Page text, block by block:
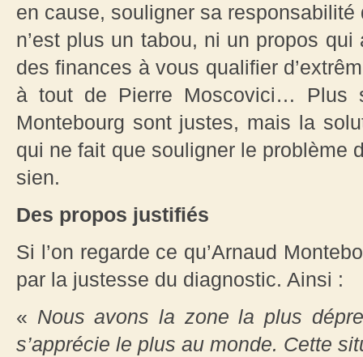
en cause, souligner sa
n’est plus un tabou, ni un propos
des finances à vous qualifier
à tout de Pierre Moscovici… Plus
Montebourg sont justes, mais la
qui ne fait que souligner le problème
sien.
Des propos justifiés
Si l’on regarde ce qu’Arnaud
par la justesse du diagnostic. Ainsi :
« Nous avons la zone la plus
s’apprécie le plus au monde. Cette